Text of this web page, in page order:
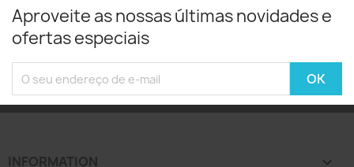
Aproveite as nossas últimas novidades e
ofertas especiais
INFORMATION 